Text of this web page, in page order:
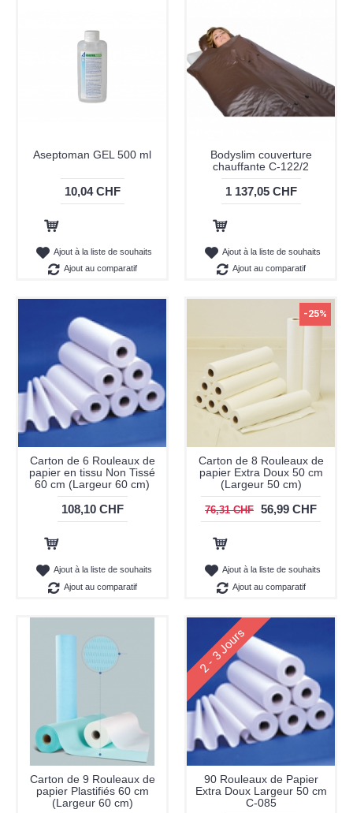
Aseptoman GEL 500 ml
10,04 CHF
Ajout à la liste de souhaits
Ajout au comparatif
Bodyslim couverture
chauffante C-122/2
1 137,05 CHF
Ajout à la liste de souhaits
Ajout au comparatif
Carton de 6 Rouleaux de
papier en tissu Non Tissé
60 cm (Largeur 60 cm)
108,10 CHF
Ajout à la liste de souhaits
Ajout au comparatif
-25%
Carton de 8 Rouleaux de
papier Extra Doux 50 cm
(Largeur 50 cm)
76,31 CHF 56,99 CHF
Ajout à la liste de souhaits
Ajout au comparatif
Carton de 9 Rouleaux de
papier Plastifiés 60 cm
(Largeur 60 cm)
2 - 3 Jours
90 Rouleaux de Papier
Extra Doux Largeur 50 cm
C-085